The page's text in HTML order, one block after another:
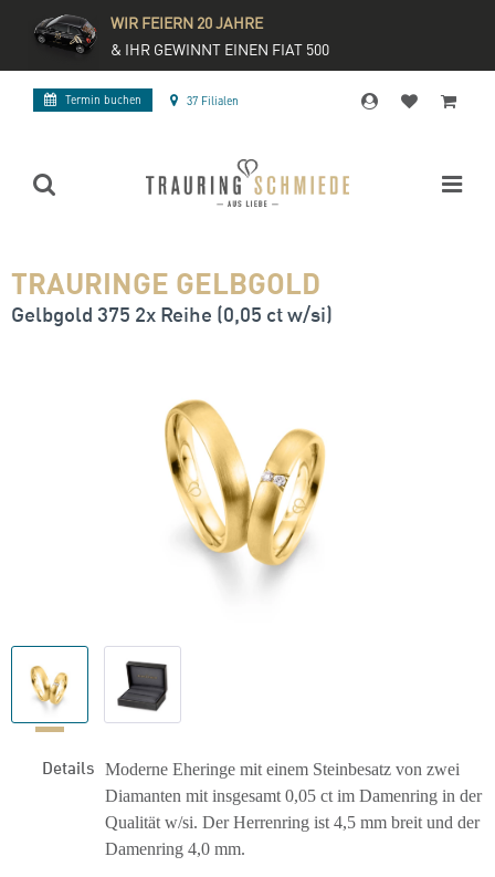
WIR FEIERN 20 JAHRE
& IHR GEWINNT EINEN FIAT 500
Termin buchen 37 Filialen
TRAURINGE GELBGOLD
Gelbgold 375 2x Reihe (0,05 ct w/si)
Details Moderne Eheringe mit einem Steinbesatz von zwei
Diamanten mit insgesamt 0,05 ct im Damenring in der
Qualität w/si. Der Herrenring ist 4,5 mm breit und der
Damenring 4,0 mm.